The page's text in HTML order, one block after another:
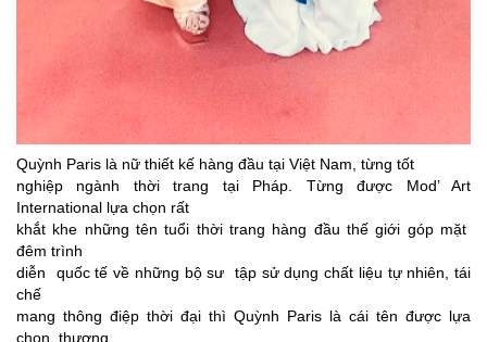
Quỳnh Paris là nữ thiết kế hàng đầu tại Việt Nam, từng tốt
nghiệp ngành thời trang tại Pháp. Từng được Mod’ Art
International lựa chọn rất
khắt khe những tên tuổi thời trang hàng đầu thế giới góp mặt
đêm trình
diễn quốc tế về những bộ sư tập sử dụng chất liệu tự nhiên, tái
chế
mang thông điệp thời đại thì Quỳnh Paris là cái tên được lựa
chọn. thương